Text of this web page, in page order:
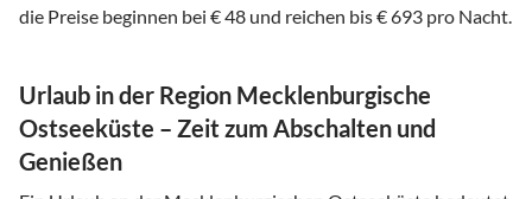
die Preise beginnen bei € 48 und reichen bis € 693 pro Nacht.
Urlaub in der Region Mecklenburgische
Ostseeküste – Zeit zum Abschalten und
Genießen